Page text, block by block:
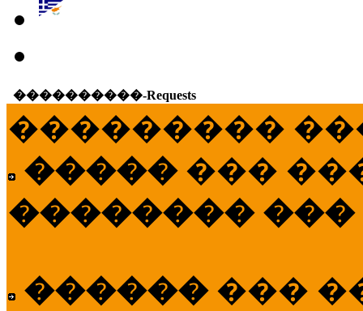
����������-Requests
���������
����� ���
�������� ���
������ ���